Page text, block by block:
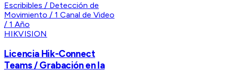
HIKVISION
Licencia Hik-Connect
Teams / Grabación en la